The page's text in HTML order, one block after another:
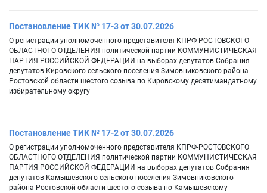
Постановление ТИК № 17-3 от 30.07.2026
О регистрации уполномоченного представителя КПРФ-РОСТОВСКОГО
ОБЛАСТНОГО ОТДЕЛЕНИЯ политической партии КОММУНИСТИЧЕСКАЯ
ПАРТИЯ РОССИЙСКОЙ ФЕДЕРАЦИИ на выборах депутатов Собрания
депутатов Кировского сельского поселения Зимовниковского района
Ростовской области шестого созыва по Кировскому десятимандатному
избирательному округу
Постановление ТИК № 17-2 от 30.07.2026
О регистрации уполномоченного представителя КПРФ-РОСТОВСКОГО
ОБЛАСТНОГО ОТДЕЛЕНИЯ политической партии КОММУНИСТИЧЕСКАЯ
ПАРТИЯ РОССИЙСКОЙ ФЕДЕРАЦИИ на выборах депутатов Собрания
депутатов Камышевского сельского поселения Зимовниковского
района Ростовской области шестого созыва по Камышевскому